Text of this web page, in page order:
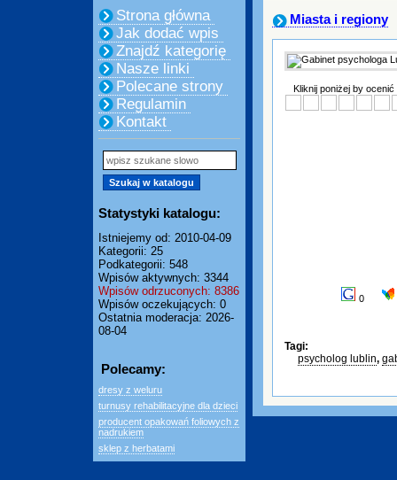
Strona główna
Jak dodać wpis
Znajdź kategorię
Nasze linki
Polecane strony
Regulamin
Kontakt
Statystyki katalogu:
Istniejemy od: 2010-04-09
Kategorii: 25
Podkategorii: 548
Wpisów aktywnych: 3344
Wpisów odrzuconych: 8386
Wpisów oczekujących: 0
Ostatnia moderacja: 2026-
08-04
Polecamy:
dresy z weluru
turnusy rehabilitacyjne dla dzieci
producent opakowań foliowych z
nadrukiem
sklep z herbatami
Miasta i regiony
Kliknij poniżej by ocenić
0
Tagi:
psycholog lublin,